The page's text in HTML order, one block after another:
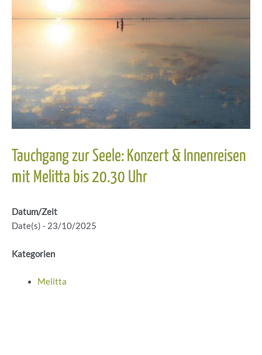
Tauchgang zur Seele: Konzert & Innenreisen
mit Melitta bis 20.30 Uhr
Datum/Zeit
Date(s) - 23/10/2025
Kategorien
Melitta